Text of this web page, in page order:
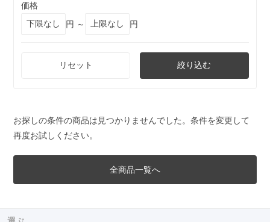
価格
円 ～
円
リセット 絞り込む
お探しの条件の商品は見つかりませんでした。条件を変更して
再度お試しください。
全商品一覧へ